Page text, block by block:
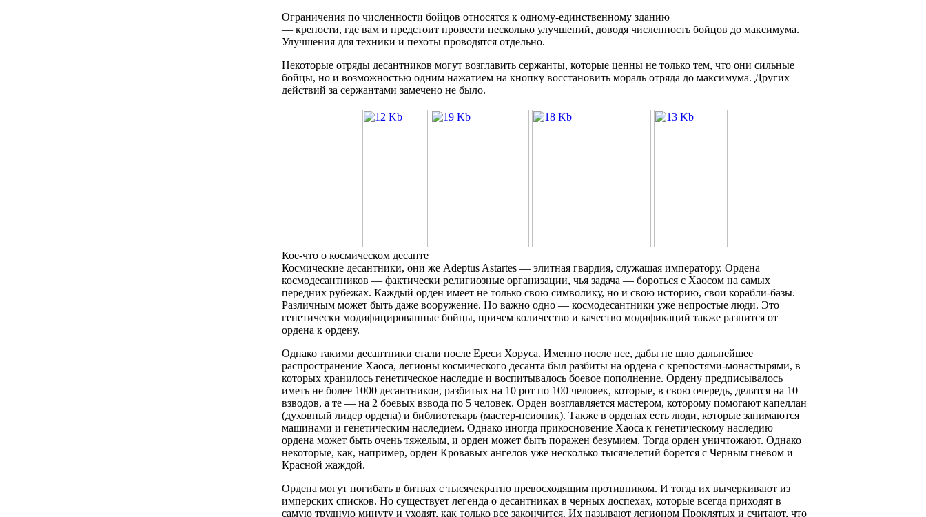
Ограничения по численности бойцов относятся к одному-единственному зданию
— крепости, где вам и предстоит провести несколько улучшений, доводя численность бойцов до максимума.
Улучшения для техники и пехоты проводятся отдельно.
Некоторые отряды десантников могут возглавить сержанты, которые ценны не только тем, что они сильные
бойцы, но и возможностью одним нажатием на кнопку восстановить мораль отряда до максимума. Других
действий за сержантами замечено не было.
Кое-что о космическом десанте
Космические десантники, они же Adeptus Astartes — элитная гвардия, служащая императору. Ордена
космодесантников — фактически религиозные организации, чья задача — бороться с Хаосом на самых
передних рубежах. Каждый орден имеет не только свою символику, но и свою историю, свои корабли-базы.
Различным может быть даже вооружение. Но важно одно — космодесантники уже непростые люди. Это
генетически модифицированные бойцы, причем количество и качество модификаций также разнится от
ордена к ордену.
Однако такими десантники стали после Ереси Хоруса. Именно после нее, дабы не шло дальнейшее
распространение Хаоса, легионы космического десанта был разбиты на ордена с крепостями-монастырями, в
которых хранилось генетическое наследие и воспитывалось боевое пополнение. Ордену предписывалось
иметь не более 1000 десантников, разбитых на 10 рот по 100 человек, которые, в свою очередь, делятся на 10
взводов, а те — на 2 боевых взвода по 5 человек. Орден возглавляется мастером, которому помогают капеллан
(духовный лидер ордена) и библиотекарь (мастер-псионик). Также в орденах есть люди, которые занимаются
машинами и генетическим наследием. Однако иногда прикосновение Хаоса к генетическому наследию
ордена может быть очень тяжелым, и орден может быть поражен безумием. Тогда орден уничтожают. Однако
некоторые, как, например, орден Кровавых ангелов уже несколько тысячелетий борется с Черным гневом и
Красной жаждой.
Ордена могут погибать в битвах с тысячекратно превосходящим противником. И тогда их вычеркивают из
имперских списков. Но существует легенда о десантниках в черных доспехах, которые всегда приходят в
самую трудную минуту и уходят, как только все закончится. Их называют легионом Проклятых и считают, что